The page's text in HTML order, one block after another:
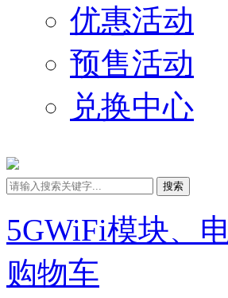
优惠活动
预售活动
兑换中心
搜索
5GWiFi模块、
购物车